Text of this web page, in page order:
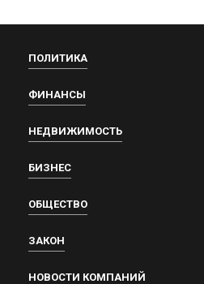
ПОЛИТИКА
ФИНАНСЫ
НЕДВИЖИМОСТЬ
БИЗНЕС
ОБЩЕСТВО
ЗАКОН
НОВОСТИ КОМПАНИЙ